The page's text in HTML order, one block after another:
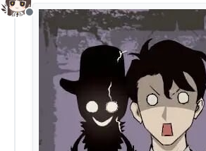
离线